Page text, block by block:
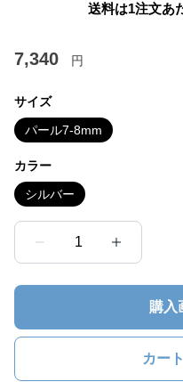
送料は1注文あ
7,340 円
サイズ
パール7-8mm
カラー
シルバー
1
購入
カー